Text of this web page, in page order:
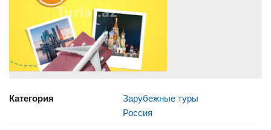
Категория
Зарубежные туры
Россия